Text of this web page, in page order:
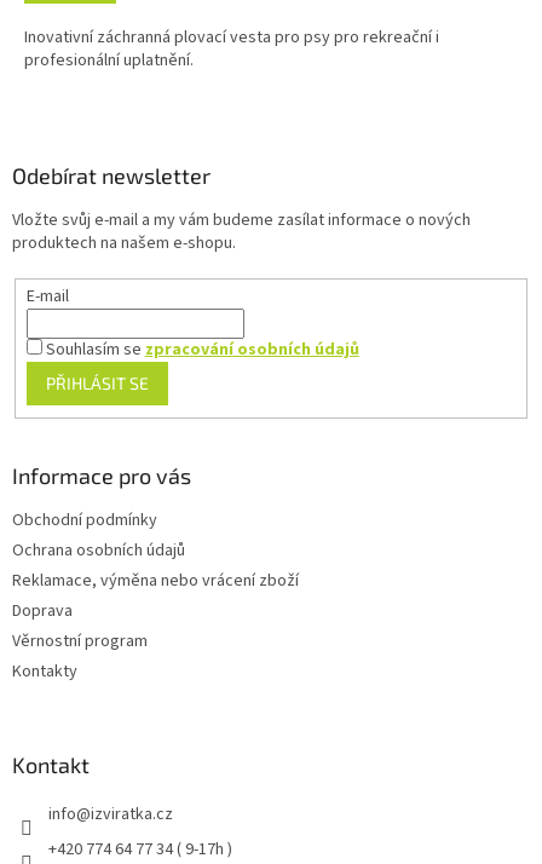
Inovativní záchranná plovací vesta pro psy pro rekreační i
profesionální uplatnění.
Odebírat newsletter
Vložte svůj e-mail a my vám budeme zasílat informace o nových
produktech na našem e-shopu.
E-mail
Souhlasím se zpracování osobních údajů
PŘIHLÁSIT SE
Informace pro vás
Obchodní podmínky
Ochrana osobních údajů
Reklamace, výměna nebo vrácení zboží
Doprava
Věrnostní program
Kontakty
Kontakt
info@izviratka.cz
+420 774 64 77 34 ( 9-17h )